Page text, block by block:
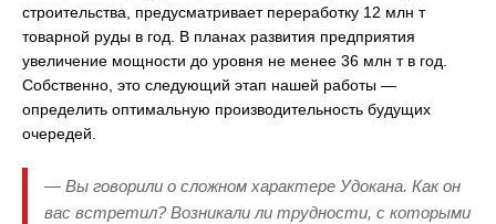
строительства, предусматривает переработку 12 млн т
товарной руды в год. В планах развития предприятия
увеличение мощности до уровня не менее 36 млн т в год.
Собственно, это следующий этап нашей работы —
определить оптимальную производительность будущих
очередей.
— Вы говорили о сложном характере Удокана. Как он
вас встретил? Возникали ли трудности, с которыми